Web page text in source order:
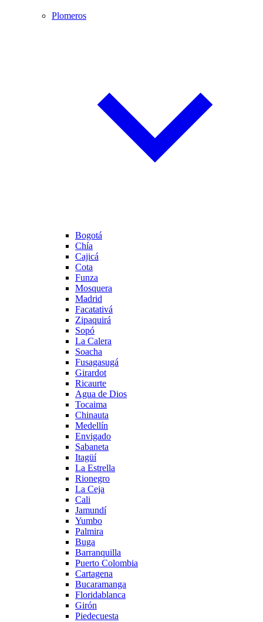
Plomeros
Bogotá
Chía
Cajicá
Cota
Funza
Mosquera
Madrid
Facatativá
Zipaquirá
Sopó
La Calera
Soacha
Fusagasugá
Girardot
Ricaurte
Agua de Dios
Tocaima
Chinauta
Medellín
Envigado
Sabaneta
Itagüí
La Estrella
Rionegro
La Ceja
Cali
Jamundí
Yumbo
Palmira
Buga
Barranquilla
Puerto Colombia
Cartagena
Bucaramanga
Floridablanca
Girón
Piedecuesta